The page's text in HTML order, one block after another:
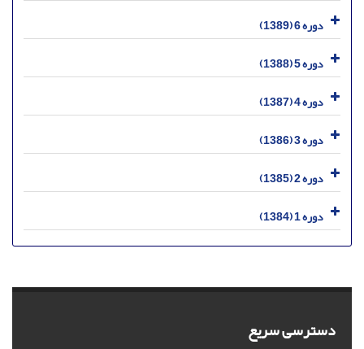
دوره 6 (1389)
دوره 5 (1388)
دوره 4 (1387)
دوره 3 (1386)
دوره 2 (1385)
دوره 1 (1384)
دسترسی سریع